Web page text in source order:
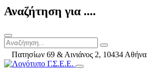
Αναζήτηση για ....
Πατησίων 69 & Αινιάνος 2, 10434 Αθήνα